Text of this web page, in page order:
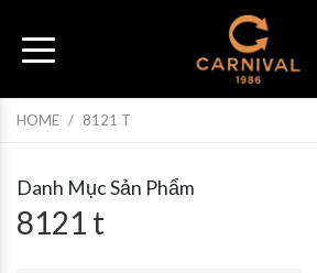
HOME / 8121 T
Danh Mục Sản Phẩm
8121 t